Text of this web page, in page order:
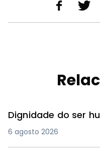
Dignidade do ser
6 agosto 2026